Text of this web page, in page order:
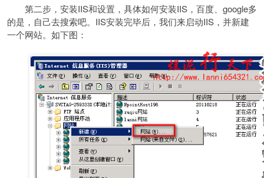
第二步，安装IIS和设置，具体如何安装IIS，百度、google多
的是，自己去搜索吧。IIS安装完毕后，我们来启动IIS，并新建
一个网站。如下图：